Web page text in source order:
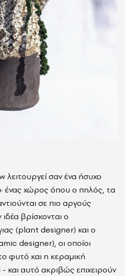
λειτουργεί σαν ένα ήσυχο
ένας χώρος όπου ο πηλός, τα
σε πιο αργούς
βρίσκονται ο
(plant designer) και ο
designer), οι οποίοι
φυτό και η κεραμική
και αυτό ακριβώς επιχειρούν